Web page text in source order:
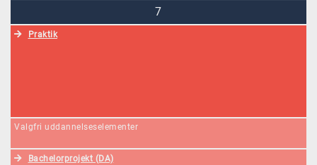
7
Praktik
Valgfri uddannelseselementer
Bachelorprojekt (DA)